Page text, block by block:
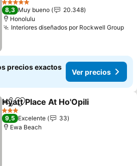
5 Estrellas
8,3 Muy bueno
20.348
Honolulu
Interiores diseñados por Rockwell Group
precios exactos
Ver precios
CompartirAgregar a favoritos
Hyatt Place At Ho'Opili
3 Estrellas
9,5 Excelente
33
Ewa Beach